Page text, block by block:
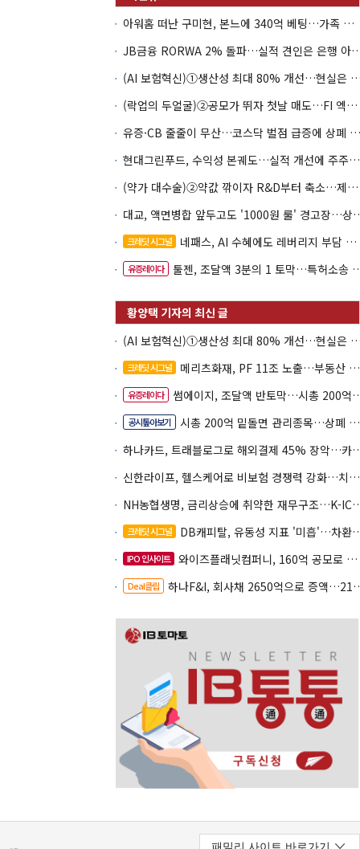
아워홈 떠난 구미현, 본느에 340억 베팅…가족 지배체제 구축
JB금융 RORWA 2% 돌파…실
(AI 보험혁신)①생산성 최대 80%
(락업의 두얼굴)②공모가 뛰자 첫날 매도…FI 엑시트 전략 갈렸다
유증·CB 줄줄이 무산…코스닥 벌점 급증에 상폐 압박
현대그린푸드, 수익성 본궤도…실적 개선에 주주환원까지
(약가 대수술)②약값 깎이자 R&D부터 축소…제약업계 비상경영 돌입
대교, 액면병합 앞두고
크레딧 시그널 네패스, AI 수혜에도 레버리지 부담 여전
유증레이다 툴젠, 조달액 3분의 1 토막…특허소송 비용부터 챙긴다
(AI 보험혁신)①생산성 최대 80%
크레딧 시그널 메리츠화재, PF 11조 노출…부동산 사업성 저하 우려
유증레이다 썸에이지, 조달액 반토막…시총 200억 못 넘으면 철회
공시톺아보기
시총 200억 밑돌면 관리종목…상폐 피하려면
하나카드, 트래블로그로 해
신한라이프, 헬스케어로 비보험 경쟁력 강화…치매·간병 공략
NH농협생명, 금리상승에 취
크레딧 시그널 DB캐피탈, 유동성 지표 '미흡'…차환 부담 커진다
IPO 인사이트 와이즈플래닛컴퍼니, 160억 공모로 글로벌 확장
Deal클립 하나F&I, 회사채 2650억으로 증액…2150억은 차환